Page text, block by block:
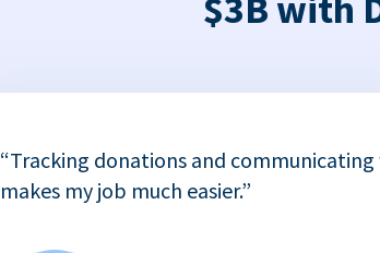
“Tracking donations and
makes my job much easier.”